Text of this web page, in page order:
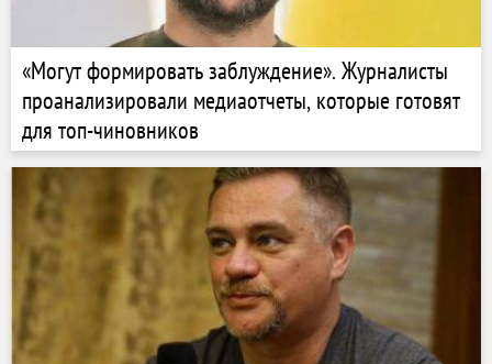
«Могут формировать заблуждение». Журналисты
проанализировали медиаотчеты, которые готовят
для топ-чиновников